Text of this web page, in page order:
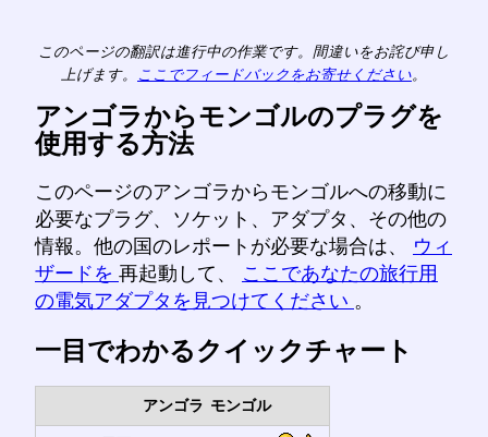
このページの翻訳は進行中の作業です。間違いをお詫び申し
上げます。
ここでフィードバックをお寄せください。
アンゴラからモンゴルのプラグを
使用する方法
このページのアンゴラからモンゴルへの移動に
必要なプラグ、ソケット、アダプタ、その他の
情報。他の国のレポートが必要な場合は、 ウィ
ザードを 再起動して、 ここであなたの旅行用
の電気アダプタを見つけてください 。
一目でわかるクイックチャート
アンゴラ モンゴル